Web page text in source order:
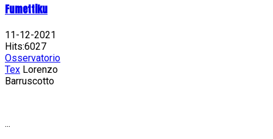
Fumettiku
11-12-2021
Hits:6027
Osservatorio
Tex Lorenzo
Barruscotto
...